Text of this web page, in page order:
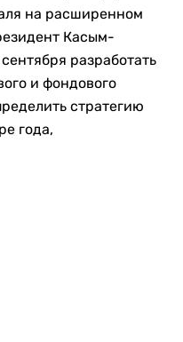
на расширенном
Касым-
разработать
и фондового
стратегию
года,